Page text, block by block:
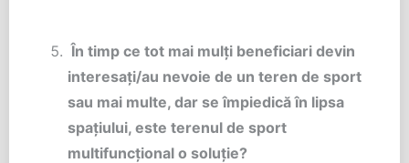
În timp ce tot mai mulți beneficiari devin
interesați/au nevoie de un teren de sport
sau mai multe, dar se împiedică în lipsa
spațiului, este terenul de sport
multifuncțional o soluție?